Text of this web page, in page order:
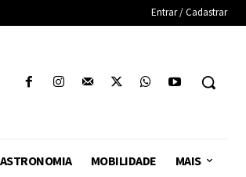
Entrar / Cadastrar
MOBILIDADE MAIS